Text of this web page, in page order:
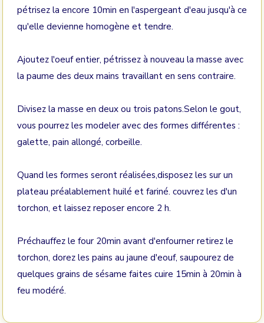
pétrisez la encore 10min en l'aspergeant d'eau jusqu'à ce
qu'elle devienne homogène et tendre.
Ajoutez l'oeuf entier, pétrissez à nouveau la masse avec
la paume des deux mains travaillant en sens contraire.
Divisez la masse en deux ou trois patons.Selon le gout,
vous pourrez les modeler avec des formes différentes :
galette, pain allongé, corbeille.
Quand les formes seront réalisées,disposez les sur un
plateau préalablement huilé et fariné. couvrez les d'un
torchon, et laissez reposer encore 2 h.
Préchauffez le four 20min avant d'enfourner retirez le
torchon, dorez les pains au jaune d'eouf, saupourez de
quelques grains de sésame faites cuire 15min à 20min à
feu modéré.